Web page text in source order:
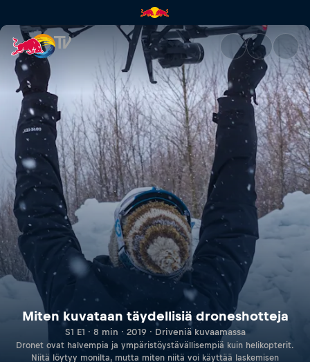
Miten kuvataan täydellisiä
Miten kuvataan täydellisiä droneshotteja
S1 E1 · 8 min · 2019 · Driveniä kuvaamassa
Dronet ovat halvempia ja ympäristöystävällisempiä kuin helikopterit.
Niitä löytyy monilta, mutta miten niitä voi käyttää laskemisen